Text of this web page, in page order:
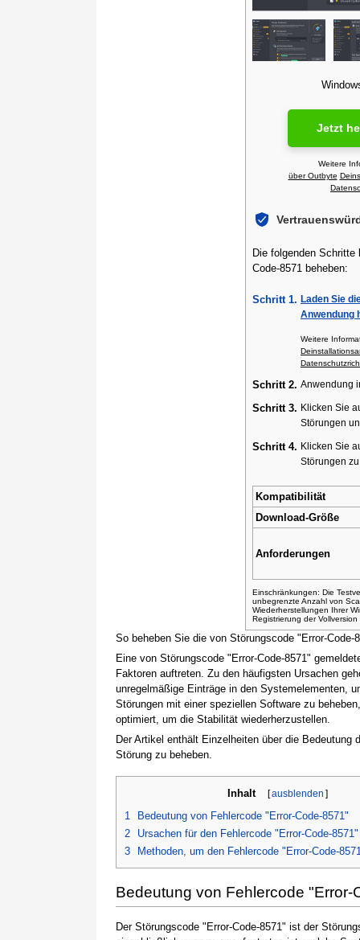
So beheben Sie die von Störungscode "Error-Code-
Eine von Störungscode "Error-Code-8571"
Faktoren auftreten. Zu den häufigsten Ursachen
unregelmäßige Einträge in den Systemelementen,
Störungen mit einer speziellen Software zu
optimiert, um die Stabilität wiederherzustellen.
Der Artikel enthält Einzelheiten über die
Störung zu beheben.
Inhalt [ausblenden ]
1
Bedeutung von Fehlercode "Error-Code-8571"
2
Ursachen für den Fehlercode "Error-Code-8571"
3
Methoden, um den Fehlercode "Error-Code-
Bedeutung von Fehlercode "Error-
Der Störungscode "Error-Code-8571" ist der
Jetzt
Weitere
über Outbyte
Die folgenden Schritte
Code-8571 beheben:
Schritt 1. Laden Sie
Anwendung
Weitere
Schritt 2. Anwendung
Schritt 3. Klicken Sie
Störungen
Schritt 4. Klicken Sie
Störungen
Kompatibilität
Download-Größe
Anforderungen
Einschränkungen: Die
unbegrenzte Anzahl von
Wiederherstellungen Ihrer
Registrierung der